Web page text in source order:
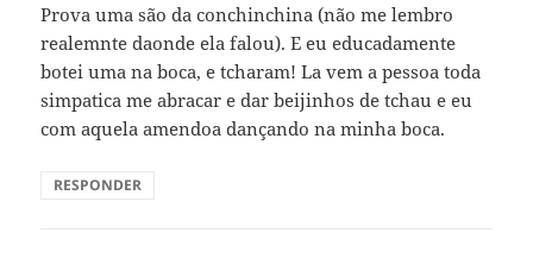
Prova uma são da conchinchina (não me lembro
realemnte daonde ela falou). E eu educadamente
botei uma na boca, e tcharam! La vem a pessoa toda
simpatica me abracar e dar beijinhos de tchau e eu
com aquela amendoa dançando na minha boca.
RESPONDER